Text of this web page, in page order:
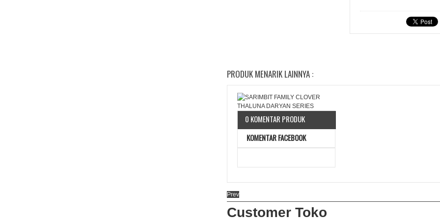
PRODUK MENARIK LAINNYA :
0 KOMENTAR PRODUK
KOMENTAR FACEBOOK
Prev
Customer Toko